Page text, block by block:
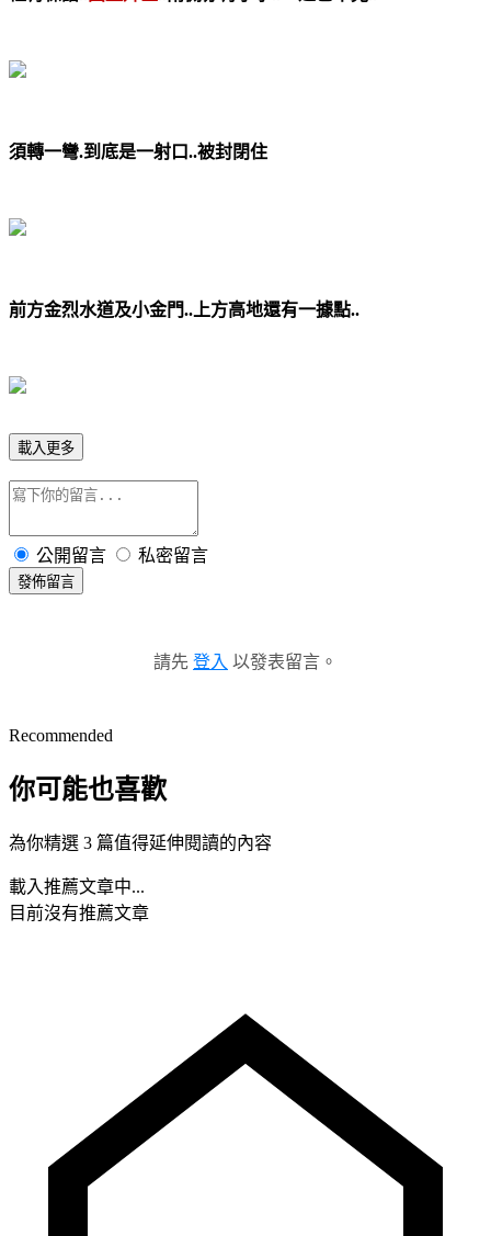
須轉一彎.到底是一射口..被封閉住
前方金烈水道及小金門..上方高地還有一據點..
載入更多
公開留言 私密留言
發佈留言
請先 登入 以發表留言。
Recommended
你可能也喜歡
為你精選 3 篇值得延伸閱讀的內容
載入推薦文章中...
目前沒有推薦文章